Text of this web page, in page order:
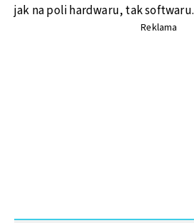
jak na poli hardwaru, tak softwaru.
Reklama